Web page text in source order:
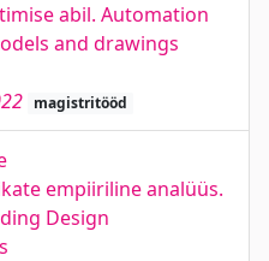
abil. Automation
and drawings
magistritööd
empiiriline analüüs.
Design